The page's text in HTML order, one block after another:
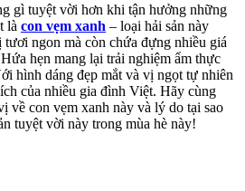
gì tuyệt vời hơn khi tận hưởng những
là con vẹm xanh – loại hải sản này
ngon mà còn chứa đựng nhiều giá
hẹn mang lại trải nghiệm ẩm thực
hình dáng đẹp mắt và vị ngọt tự nhiên
của nhiều gia đình Việt. Hãy cùng
về con vẹm xanh này và lý do tại sao
tuyệt vời này trong mùa hè này!